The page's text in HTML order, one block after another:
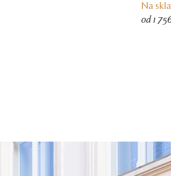
Na
od 1